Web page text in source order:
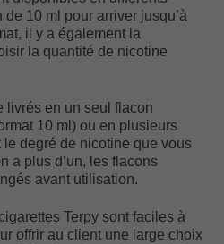
10 ml pour arriver jusqu’à
il y a également la
la quantité de nicotine
livrés en un seul flacon
10 ml) ou en plusieurs
degré de nicotine que vous
a plus d’un, les flacons
avant utilisation.
Terpy sont faciles à
offrir au client une large choix